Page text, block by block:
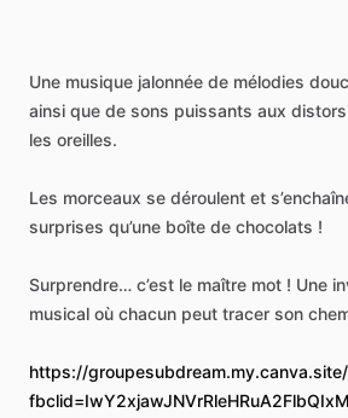
Une musique jalonnée de mélodies
ainsi que de sons puissants aux
les oreilles.
Les morceaux se déroulent et
surprises qu’une boîte de chocolats !
Surprendre… c’est le maître mot ! Une
musical où chacun peut tracer son
https://